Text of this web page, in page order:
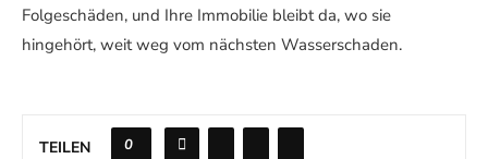
Folgeschäden, und Ihre Immobilie bleibt da, wo sie
hingehört, weit weg vom nächsten Wasserschaden.
TEILEN 0